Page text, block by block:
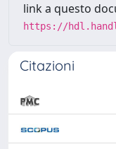
link a questo
https://
Citazioni